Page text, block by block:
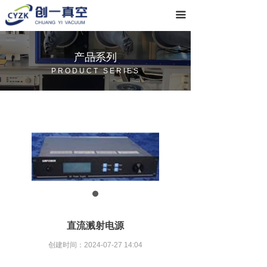
끀
首页
关于我们
产品系列
常见问题
产品系列
PRODUCT SERIES
直流溅射电源
创建时间： 2024-07-27 14:04